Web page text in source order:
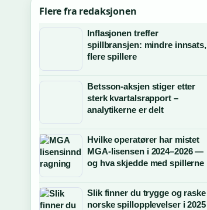
Flere fra redaksjonen
Inflasjonen treffer
spillbransjen: mindre innsats,
flere spillere
Betsson-aksjen stiger etter
sterk kvartalsrapport –
analytikerne er delt
Hvilke operatører har mistet
MGA-lisensen i 2024–2026 —
og hva skjedde med spillerne
Slik finner du trygge og raske
norske spillopplevelser i 2025